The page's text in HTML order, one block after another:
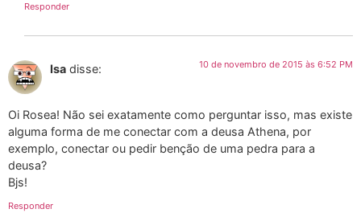
Responder
Isa disse: 10 de novembro de 2015 às 6:52 PM
Oi Rosea! Não sei exatamente como perguntar isso, mas existe
alguma forma de me conectar com a deusa Athena, por
exemplo, conectar ou pedir benção de uma pedra para a
deusa?
Bjs!
Responder